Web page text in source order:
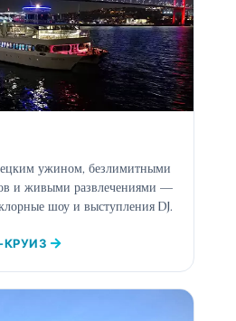
ужином, безлимитными
и живыми развлечениями —
шоу и выступления DJ.